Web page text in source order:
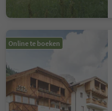
Online te boeken